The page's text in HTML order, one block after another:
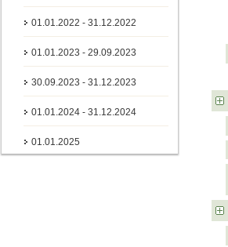
01.01.2022 - 31.12.2022
01.01.2023 - 29.09.2023
30.09.2023 - 31.12.2023
01.01.2024 - 31.12.2024
01.01.2025